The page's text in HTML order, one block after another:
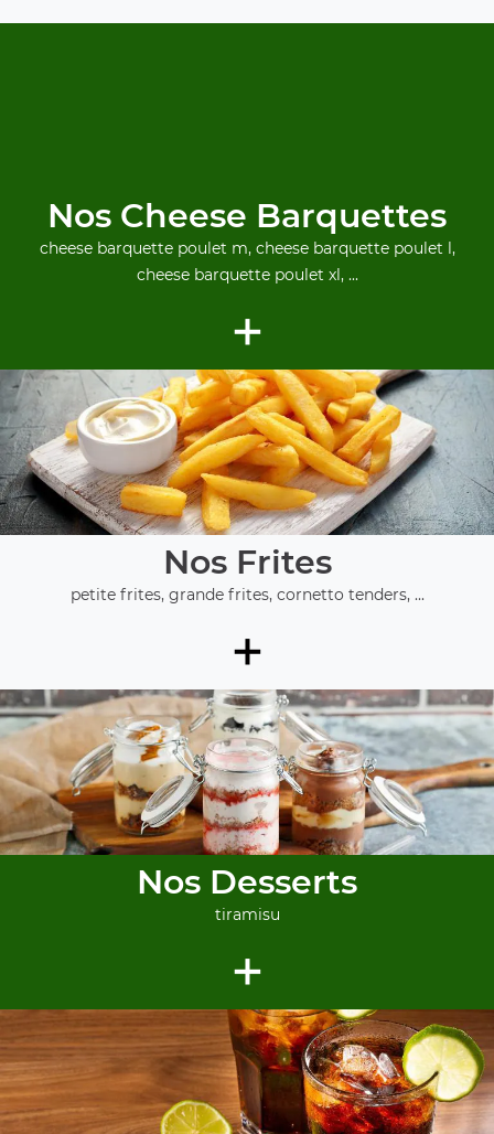
Nos Cheese Barquettes
cheese barquette poulet m, cheese barquette poulet l,
cheese barquette poulet xl, ...
+
Nos Frites
petite frites, grande frites, cornetto tenders, ...
+
Nos Desserts
tiramisu
+